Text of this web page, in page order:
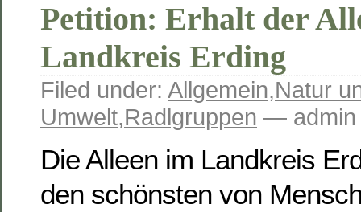
Petition: Erhalt der
Landkreis Erding
Filed under: Allgemein,Natur
Umwelt,Radlgruppen — admin
Die Alleen im Landkreis
den schönsten von